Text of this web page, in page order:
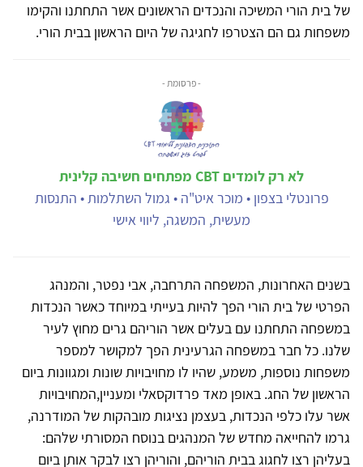
של בית הורי המשיכה והנכדים הראשונים אשר התחתנו והקימו
משפחות גם הם הצטרפו לחגיגה של היום הראשון בבית הורי.
- פרסומת -
לא רק לומדים CBT מפתחים חשיבה קלינית
פרונטלי בצפון • מוכר איט"ה • גמול השתלמות • התנסות
מעשית, המשגה, ליווי אישי
בשנים האחרונות, המשפחה התרחבה, אבי נפטר, והמנהג
הפרטי של בית הורי הפך להיות בעייתי במיוחד כאשר הנכדות
במשפחה התחתנו עם בעלים אשר הוריהם גרים מחוץ לעיר
שלנו. כל חבר במשפחה הגרעינית הפך למקושר למספר
משפחות נוספות, משמע, שהיו לו מחויבויות שונות ומגוונות ביום
הראשון של החג. באופן מאד פרדוקסאלי ומעניין,המחויבויות
אשר עלו כלפי הנכדות, בעצמן נציגות מובהקות של המודרנה,
גרמו להחייאה מחדש של המנהגים בנוסח המסורתי שלהם:
בעליהן רצו לחגוג בבית הוריהם, והוריהן רצו לבקר אותן ביום